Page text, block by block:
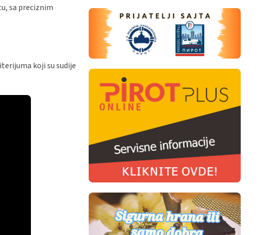
sa preciznim
koji su sudije